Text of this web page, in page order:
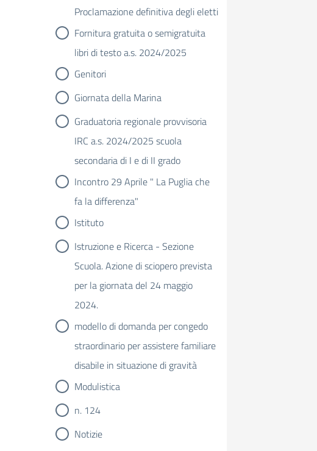
Proclamazione definitiva degli eletti
Fornitura gratuita o semigratuita
libri di testo a.s. 2024/2025
Genitori
Giornata della Marina
Graduatoria regionale provvisoria
IRC a.s. 2024/2025 scuola
secondaria di I e di II grado
Incontro 29 Aprile " La Puglia che
fa la differenza"
Istituto
Istruzione e Ricerca - Sezione
Scuola. Azione di sciopero prevista
per la giornata del 24 maggio
2024.
modello di domanda per congedo
straordinario per assistere familiare
disabile in situazione di gravità
Modulistica
n. 124
Notizie